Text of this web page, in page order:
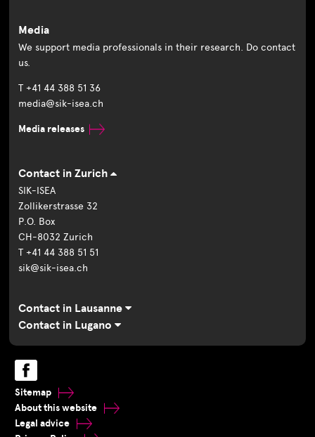
Media
We support media professionals in their research. Do contact
us.
T +41 44 388 51 36
media@sik-isea.ch
Media releases
Contact in Zurich
SIK-ISEA
Zollikerstrasse 32
P.O. Box
CH-8032 Zurich
T +41 44 388 51 51
sik@sik-isea.ch
Contact in Lausanne
Contact in Lugano
Sitemap
About this website
Legal advice